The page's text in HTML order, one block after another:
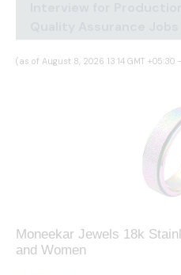
(as of August 8, 2026 13:14 GMT +05:30 -
Moneekar Jewels 18k
and Women